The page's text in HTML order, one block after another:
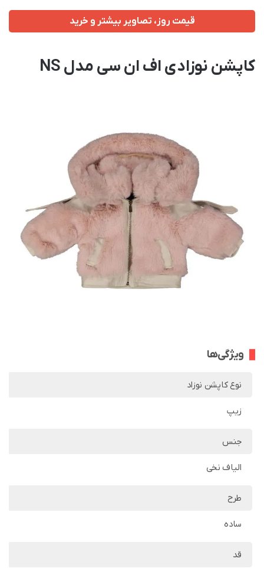
قیمت روز، تصاویر بیشتر و خرید
کاپشن نوزادی اف ان سی مدل NS
ویژگی‌ها
نوع کاپشن نوزاد
زیپ
جنس
الیاف نخی
طرح
ساده
قد